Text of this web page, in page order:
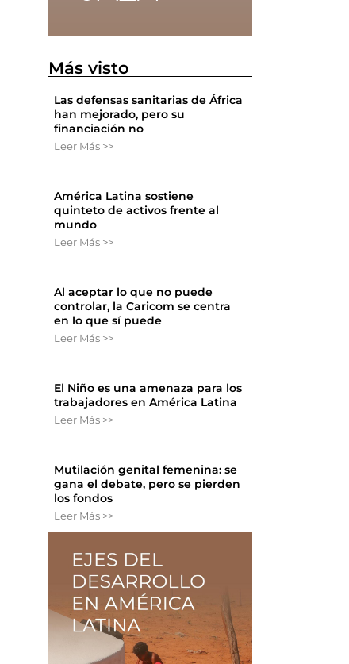
Más visto
Las defensas sanitarias de África
han mejorado, pero su
financiación no
Leer Más >>
América Latina sostiene
quinteto de activos frente al
mundo
Leer Más >>
Al aceptar lo que no puede
controlar, la Caricom se centra
en lo que sí puede
Leer Más >>
El Niño es una amenaza para los
trabajadores en América Latina
Leer Más >>
Mutilación genital femenina: se
gana el debate, pero se pierden
los fondos
Leer Más >>